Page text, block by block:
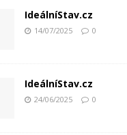
IdeálníStav.cz
14/07/2025 0
IdeálníStav.cz
24/06/2025 0